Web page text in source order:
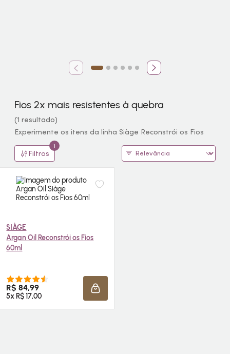
Fios 2x mais resistentes à quebra
(1 resultado)
Experimente os itens da linha Siàge Reconstrói os Fios
Filtros
1
SIÀGE
ArganOil Reconstrói os Fios
60ml
R$ 84,99
5x R$ 17,00 ADICIONAR À SACOLA